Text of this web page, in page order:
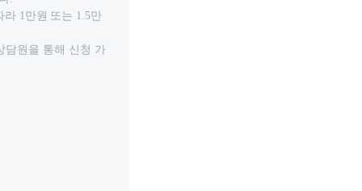
1만원 또는 1.5만
담원을 통해 신청 가